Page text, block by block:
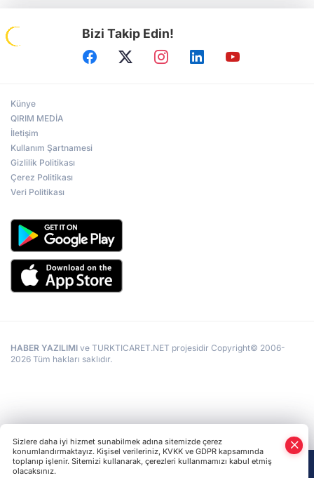
Bizi Takip Edin!
Künye
QIRIM MEDİA
İletişim
Kullanım Şartnamesi
Gizlilik Politikası
Çerez Politikası
Veri Politikası
HABER YAZILIMI ve TURKTICARET.NET projesidir Copyright© 2006-
2026 Tüm hakları saklıdır.
Sizlere daha iyi hizmet sunabilmek adına sitemizde çerez
konumlandırmaktayız. Kişisel verileriniz, KVKK ve GDPR kapsamında
toplanıp işlenir. Sitemizi kullanarak, çerezleri kullanmamızı kabul etmiş
olacaksınız.